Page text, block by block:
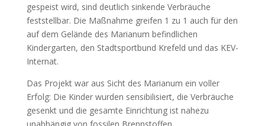
gespeist wird, sind deutlich sinkende Verbräuche
feststellbar. Die Maßnahme greifen 1 zu 1 auch für den
auf dem Gelände des Marianum befindlichen
Kindergarten, den Stadtsportbund Krefeld und das KEV-
Internat.
Das Projekt war aus Sicht des Marianum ein voller
Erfolg: Die Kinder wurden sensibilisiert, die Verbräuche
gesenkt und die gesamte Einrichtung ist nahezu